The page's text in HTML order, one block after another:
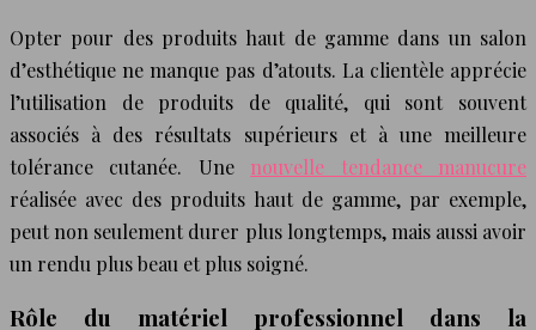
Opter pour des produits haut de gamme dans un salon
d’esthétique ne manque pas d’atouts. La clientèle apprécie
l’utilisation de produits de qualité, qui sont souvent
associés à des résultats supérieurs et à une meilleure
tolérance cutanée. Une nouvelle tendance manucure
réalisée avec des produits haut de gamme, par exemple,
peut non seulement durer plus longtemps, mais aussi avoir
un rendu plus beau et plus soigné.
Rôle du matériel professionnel dans la